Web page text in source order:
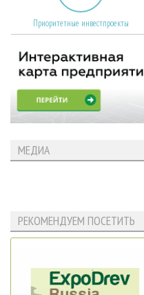
Приоритетные инвестпроекты
МЕДИА
РЕКОМЕНДУЕМ ПОСЕТИТЬ